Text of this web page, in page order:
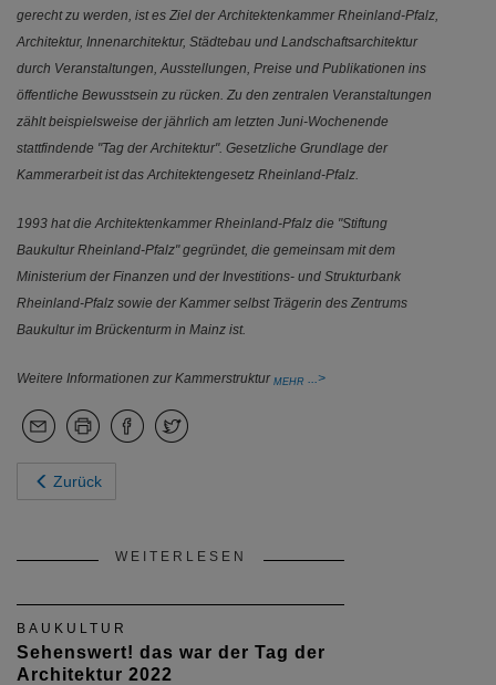
gerecht zu werden, ist es Ziel der Architektenkammer Rheinland-Pfalz,
Architektur, Innenarchitektur, Städtebau und Landschaftsarchitektur
durch Veranstaltungen, Ausstellungen, Preise und Publikationen ins
öffentliche Bewusstsein zu rücken. Zu den zentralen Veranstaltungen
zählt beispielsweise der jährlich am letzten Juni-Wochenende
stattfindende "Tag der Architektur". Gesetzliche Grundlage der
Kammerarbeit ist das Architektengesetz Rheinland-Pfalz.
1993 hat die Architektenkammer Rheinland-Pfalz die "Stiftung
Baukultur Rheinland-Pfalz" gegründet, die gemeinsam mit dem
Ministerium der Finanzen und der Investitions- und Strukturbank
Rheinland-Pfalz sowie der Kammer selbst Trägerin des Zentrums
Baukultur im Brückenturm in Mainz ist.
Weitere Informationen zur Kammerstruktur MEHR
Zurück
WEITERLESEN
BAUKULTUR
Sehenswert! das war der Tag der
Architektur 2022